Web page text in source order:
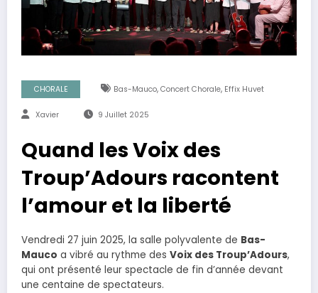
CHORALE Bas-Mauco, Concert Chorale, Effix Huvet
Xavier 9 Juillet 2025
Quand les Voix des
Troup’Adours racontent
l’amour et la liberté
Vendredi 27 juin 2025, la salle polyvalente de Bas-
Mauco a vibré au rythme des Voix des Troup’Adours,
qui ont présenté leur spectacle de fin d’année devant
une centaine de spectateurs.